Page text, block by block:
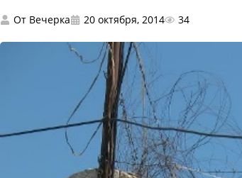
От Вечерка 20 октября, 2014 34